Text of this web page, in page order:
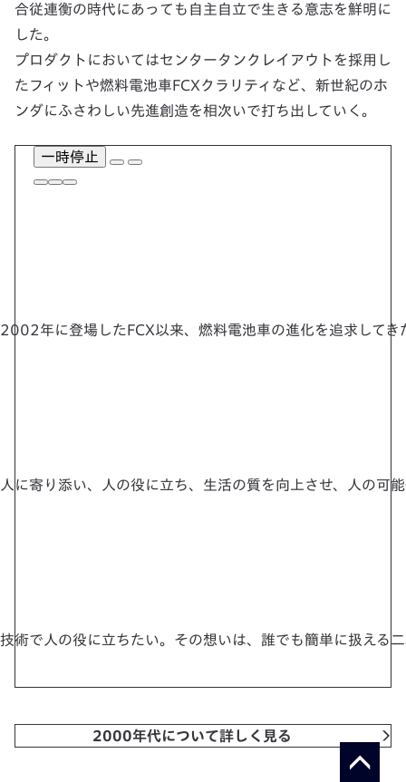
合従連衡の時代にあっても自主自立で生きる意志を鮮明に
した。
プロダクトにおいてはセンタータンクレイアウトを採用し
たフィットや燃料電池車FCXクラリティなど、新世紀のホ
ンダにふさわしい先進創造を相次いで打ち出していく。
一時停止
2002年に登場したFCX以来、燃料電池車の進化を追求して
人に寄り添い、人の役に立ち、生活の質を向上させ、人の
技術で人の役に立ちたい。その想いは、誰でも簡単に扱え
2000年代について詳しく見る